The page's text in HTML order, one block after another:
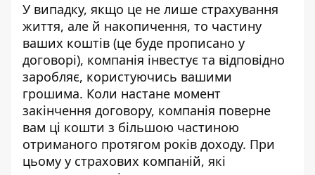
У випадку, якщо це не лише страхування
життя, але й накопичення, то частину
ваших коштів (це буде прописано у
договорі), компанія інвестує та відповідно
заробляє, користуючись вашими
грошима. Коли настане момент
закінчення договору, компанія поверне
вам ці кошти з більшою частиною
отриманого протягом років доходу. При
цьому у страхових компаній, які